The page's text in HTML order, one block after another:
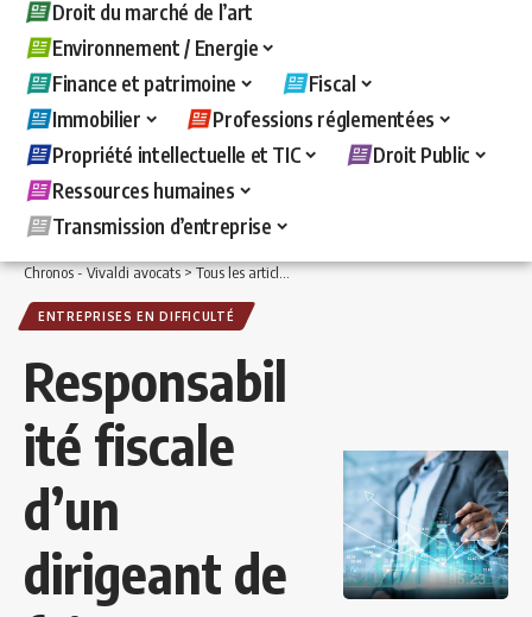
Droit du marché de l’art
Environnement / Energie
Finance et patrimoine
Fiscal
Immobilier
Professions réglementées
Propriété intellectuelle et TIC
Droit Public
Ressources humaines
Transmission d’entreprise
Chronos - Vivaldi avocats>Tous les articles >Affaires / Finances>Entreprises en
ENTREPRISES EN DIFFICULTÉ
Responsabil
ité fiscale
d’un
dirigeant de